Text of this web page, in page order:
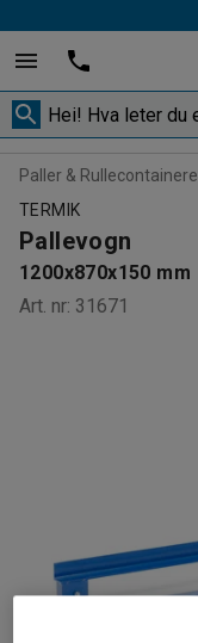
Paller & Rullecontainere
TERMIK
Pallevogn
1200x870x150 mm
Art. nr: 31671